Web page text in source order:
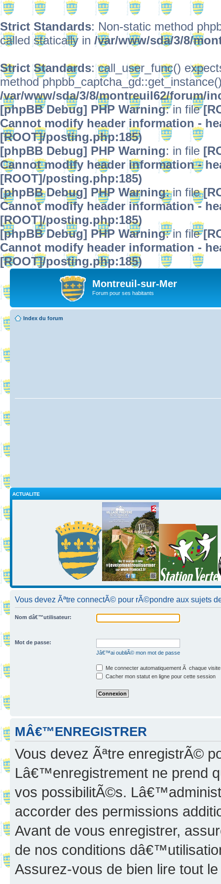
Strict Standards: Non-static method
called statically in /var/www/sda/3/8/
Strict Standards: call_user_func()
method
/var/www/sda/3/8/montreuil62/forum/
[phpBB Debug] PHP Warning: in file
Cannot modify header information -
[ROOT]/posting.php:185)
[phpBB Debug] PHP Warning: in file
Cannot modify header information -
[ROOT]/posting.php:185)
[phpBB Debug] PHP Warning: in file
Cannot modify header information -
[ROOT]/posting.php:185)
[phpBB Debug] PHP Warning: in file
Cannot modify header information -
[ROOT]/posting.php:185)
Montreuil-sur-Mer
Forum pour ses habitants
Index du forum
ACTUALITE
Vous devez Ãªtre connectÃ© pour rÃ©pondre aux sujets
Nom dâ€™utilisateur:
Mot de passe:
Jâ€™ai oubliÃ© mon mot de passe
Me connecter automatiquement Ã chaque visite
Cacher mon statut en ligne pour cette session
MÂ€™ENREGISTRER
Vous devez Ãªtre enregistrÃ©
Lâ€™enregistrement ne prend
vos possibilitÃ©s.
accorder des permissions
Avant de vous enregistrer,
de nos conditions
Assurez-vous de bien lire tout